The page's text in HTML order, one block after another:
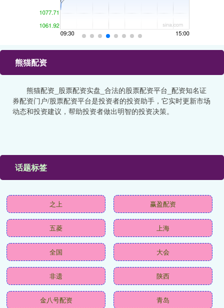
熊猫配资
熊猫配资_股票配资实盘_合法的股票配资平台_配资知名证
券配资门户/股票配资平台是投资者的投资助手，它实时更新市场
动态和投资建议，帮助投资者做出明智的投资决策。
话题标签
之上 赢盈配资
五菱 上海
全国 大会
非遗 陕西
金八号配资 青岛